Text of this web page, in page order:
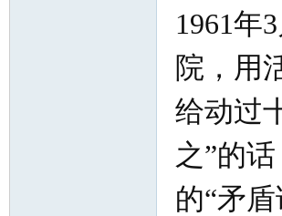
1961年
院，用
给动过
之”的
的“矛